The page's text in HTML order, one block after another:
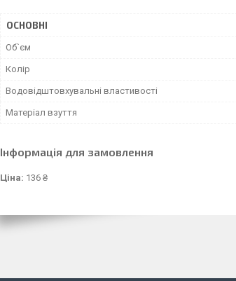
ОСНОВНІ
Об`єм
Колір
Водовідштовхувальні властивості
Матеріал взуття
Інформація для замовлення
Ціна: 136 ₴